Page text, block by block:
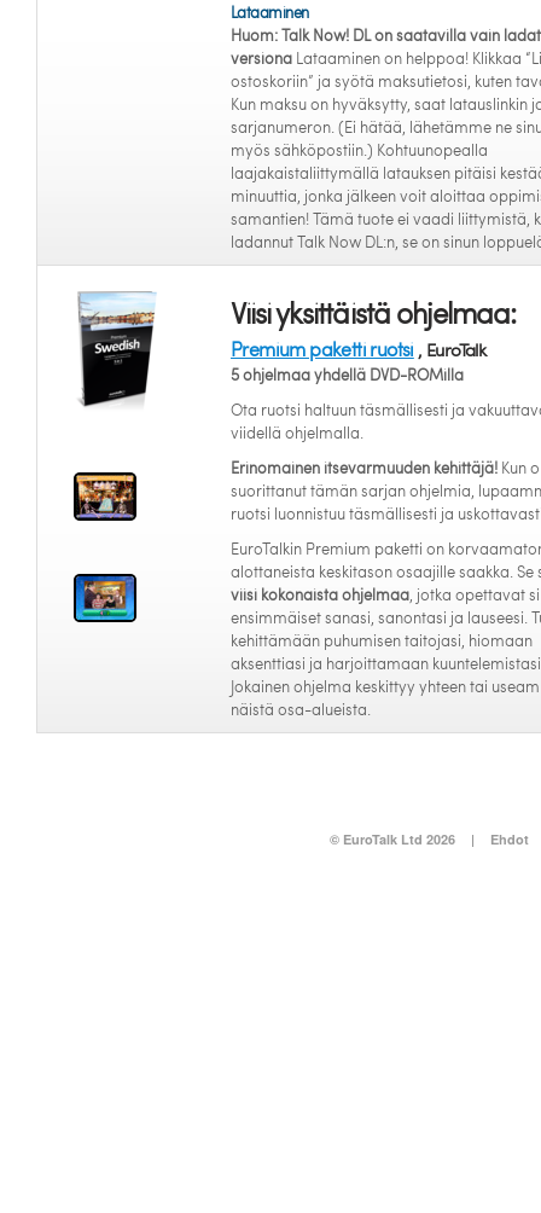
Lataaminen
Huom: Talk Now! DL on saatavilla vain
versiona Lataaminen on helppoa! Klikkaa
ostoskoriin” ja syötä maksutietosi, kuten
Kun maksu on hyväksytty, saat latauslinkin
sarjanumeron. (Ei hätää, lähetämme ne
myös sähköpostiin.) Kohtuunopealla
laajakaistaliittymällä latauksen pitäisi
minuuttia, jonka jälkeen voit aloittaa
samantien! Tämä tuote ei vaadi liittymistä,
ladannut Talk Now DL:n, se on sinun
Viisi yksittäistä ohjelmaa:
Premium paketti ruotsi , EuroTalk
5 ohjelmaa yhdellä DVD-ROMilla
Ota ruotsi haltuun täsmällisesti ja
viidellä ohjelmalla.
Erinomainen itsevarmuuden kehittäjä! Kun
suorittanut tämän sarjan ohjelmia,
ruotsi luonnistuu täsmällisesti ja
EuroTalkin Premium paketti on
alottaneista keskitason osaajille saakka. Se
viisi kokonaista ohjelmaa, jotka opettavat
ensimmäiset sanasi, sanontasi ja lauseesi.
kehittämään puhumisen taitojasi, hiomaan
aksenttiasi ja harjoittamaan
Jokainen ohjelma keskittyy yhteen tai
näistä osa-alueista.
© EuroTalk Ltd 2026 | Ehdot